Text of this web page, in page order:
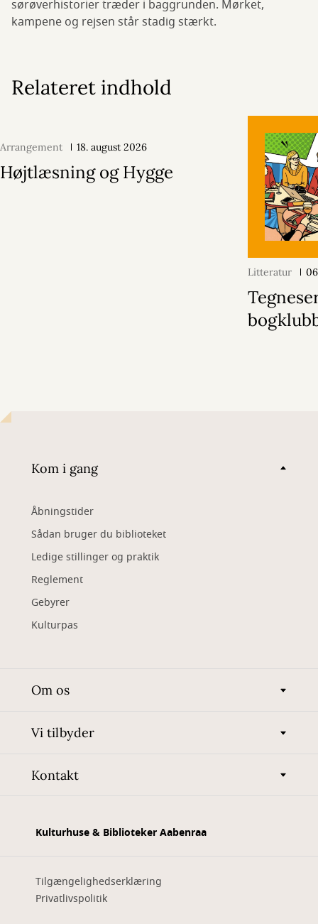
sørøverhistorier træder i baggrunden. Mørket,
kampene og rejsen står stadig stærkt.
Relateret indhold
Arrangement 18. august 2026
Højtlæsning og Hygge
Litteratur
Kom i gang
Åbningstider
Sådan bruger du biblioteket
Ledige stillinger og praktik
Reglement
Gebyrer
Kulturpas
Om os
Vi tilbyder
Kontakt
Kulturhuse & Biblioteker Aabenraa
Tilgængelighedserklæring
Privatlivspolitik